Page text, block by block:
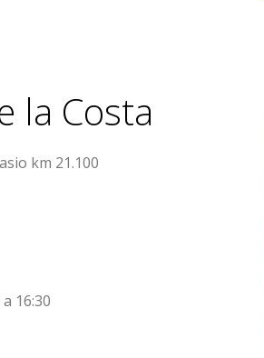
la Costa
km 21.100
16:30